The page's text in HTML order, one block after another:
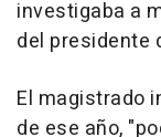
investigaba a
del presidente
El magistrado
de ese año,